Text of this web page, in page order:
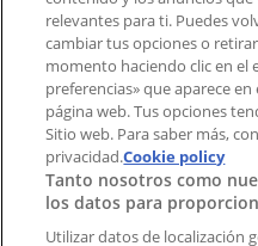
Índices
Marcas
Marcas locales
Negocios
Negocios cercanos
Productos
Productos locales
relevantes para ti. Puedes
cambiar tus opciones o
momento haciendo clic en el
preferencias» que aparece
página web. Tus opciones
Sitio web. Para saber más,
privacidad.Cookie policy
Tanto nosotros como
los datos para
Utilizar datos de localización